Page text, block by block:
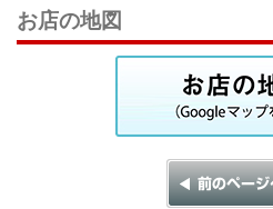
お店の地図